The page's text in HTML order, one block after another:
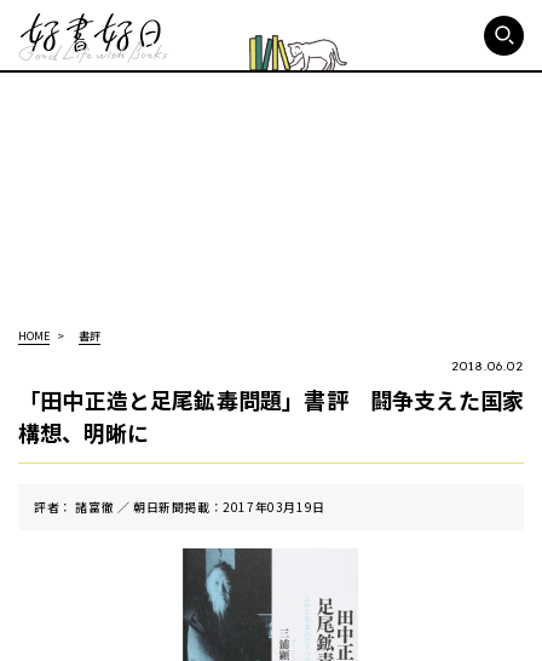
HOME 書評
2018.06.02
「田中正造と足尾鉱毒問題」書評 闘争支えた国家
構想、明晰に
評者： 諸富徹 ／ 朝⽇新聞掲載：2017年03月19日